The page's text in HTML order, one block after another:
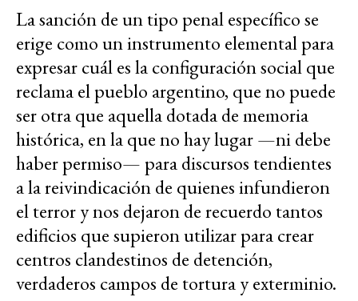
La sanción de un tipo penal específico se
erige como un instrumento elemental para
expresar cuál es la configuración social que
reclama el pueblo argentino, que no puede
ser otra que aquella dotada de memoria
histórica, en la que no hay lugar —ni debe
haber permiso— para discursos tendientes
a la reivindicación de quienes infundieron
el terror y nos dejaron de recuerdo tantos
edificios que supieron utilizar para crear
centros clandestinos de detención,
verdaderos campos de tortura y exterminio.